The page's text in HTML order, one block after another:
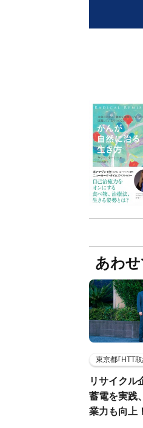
あわ
東京都｢HTT
リサイクル
蓄電を実践
業力も向上！